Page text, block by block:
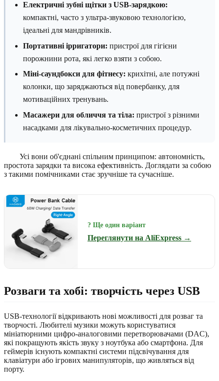
Електричні зубні щітки з USB-зарядкою:
компактні, часто з ультра-звуковою технологією,
ідеальні для мандрівників.
Портативні ірригатори: пристрої для гігієни
порожнини рота, які легко взяти з собою.
Міні-саундбокси для фітнесу: крихітні, але потужні
колонки, що заряджаються від повербанку, для
мотиваційних тренувань.
Масажери для обличчя та тіла: пристрої з різними
насадками для лікувально-косметичних процедур.
Усі вони об'єднані спільним принципом: автономність,
простота зарядки та висока ефективність. Доглядати за собою
з такими помічниками стає зручніше та сучасніше.
? Ще один варіант
Переглянути на AliExpress →
Розваги та хобі: творчість через USB
USB-технології відкривають нові можливості для розваг та
творчості. Любителі музики можуть користуватися
мініатюрними цифро-аналоговими перетворювачами (DAC),
які покращують якість звуку з ноутбука або смартфона. Для
геймерів існують компактні системи підсвічування для
клавіатури або ігрових манипуляторів, що живляться від
порту.